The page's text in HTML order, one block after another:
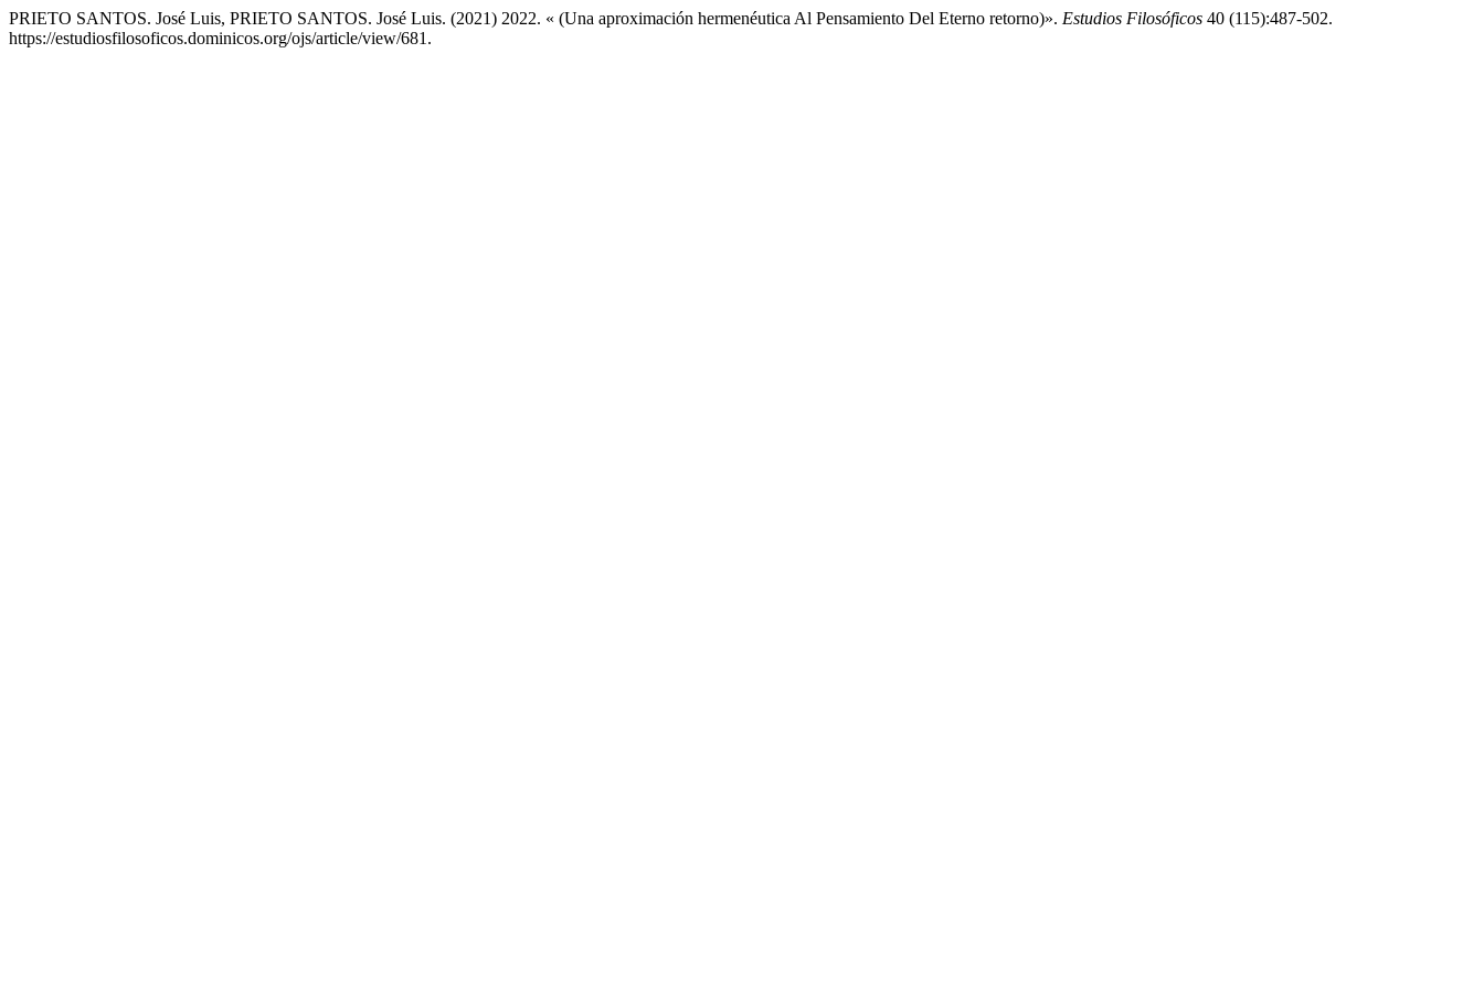
PRIETO SANTOS. José Luis, PRIETO SANTOS. José Luis. (2021) 2022. « (Una aproximación hermenéutica Al Pensamiento Del Eterno retorno)». Estudios Filosóficos 40 (115):487-502.
https://estudiosfilosoficos.dominicos.org/ojs/article/view/681.